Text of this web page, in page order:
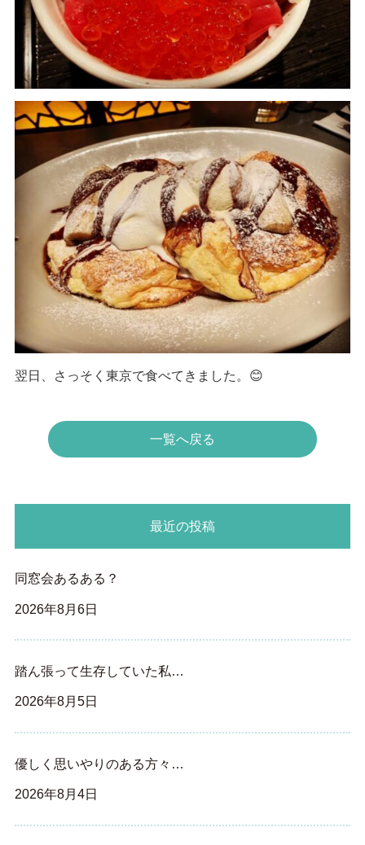
翌日、さっそく東京で食べてきました。😊
一覧へ戻る
最近の投稿
同窓会あるある？
2026年8月6日
踏ん張って生存していた私…
2026年8月5日
優しく思いやりのある方々…
2026年8月4日